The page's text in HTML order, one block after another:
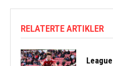
RELATERTE ARTIKLER